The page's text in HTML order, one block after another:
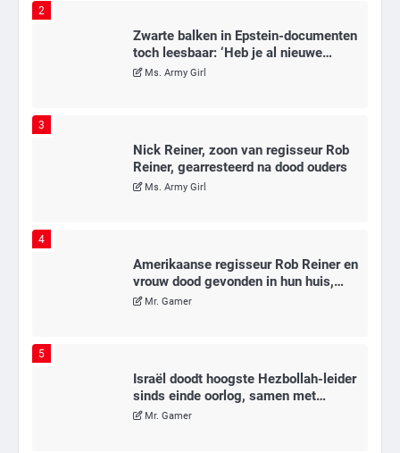
2
Zwarte balken in Epstein-documenten
toch leesbaar: ‘Heb je al nieuwe
ongepaste vrienden voor me?’
Ms. Army Girl
3
Nick Reiner, zoon van regisseur Rob
Reiner, gearresteerd na dood ouders
Ms. Army Girl
4
Amerikaanse regisseur Rob Reiner en
vrouw dood gevonden in hun huis,
eigen zoon hoofdverdachte
Mr. Gamer
5
Israël doodt hoogste Hezbollah-leider
sinds einde oorlog, samen met
meerdere omwonenden
Mr. Gamer